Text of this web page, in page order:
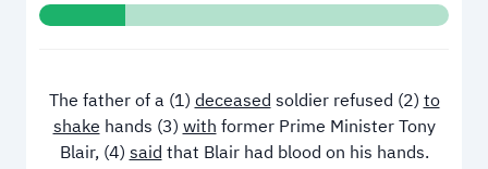
The father of a (1)deceasedsoldier refused (2)to
shakehands (3)withformer Prime Minister Tony
Blair, (4)saidthat Blair had blood on his hands.